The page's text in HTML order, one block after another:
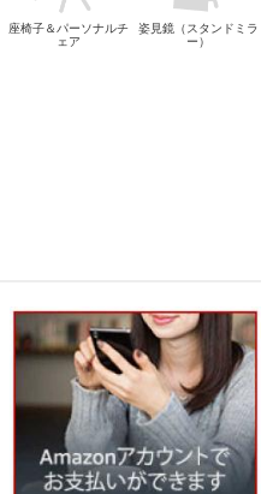
座椅子＆パーソナルチ
ェア
姿見鏡（スタンドミラ
ー）